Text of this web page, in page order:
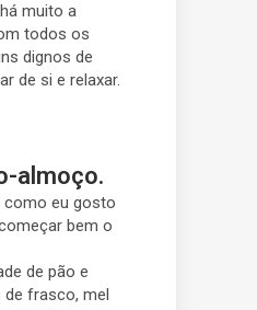
muito a
todos os
dignos de
de si e relaxar.
almoço.
como eu gosto
bem o
de pão e
frasco, mel